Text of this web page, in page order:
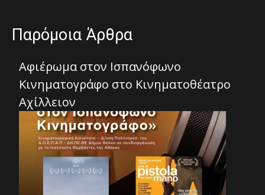
Παρόμοια Άρθρα
Αφιέρωμα στον Ισπανόφωνο
Κινηματογράφο στο Κινηματοθέατρο
Αχίλλειον